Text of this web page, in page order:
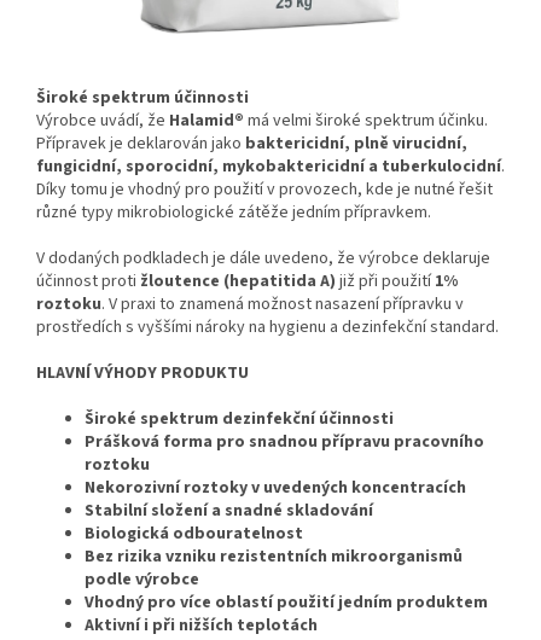
Široké spektrum účinnosti
Výrobce uvádí, že Halamid® má velmi široké spektrum účinku.
Přípravek je deklarován jako baktericidní, plně virucidní,
fungicidní, sporocidní, mykobaktericidní a tuberkulocidní.
Díky tomu je vhodný pro použití v provozech, kde je nutné řešit
různé typy mikrobiologické zátěže jedním přípravkem.
V dodaných podkladech je dále uvedeno, že výrobce deklaruje
účinnost proti žloutence (hepatitida A) již při použití 1%
roztoku. V praxi to znamená možnost nasazení přípravku v
prostředích s vyššími nároky na hygienu a dezinfekční standard.
HLAVNÍ VÝHODY PRODUKTU
Široké spektrum dezinfekční účinnosti
Prášková forma pro snadnou přípravu pracovního
roztoku
Nekorozivní roztoky v uvedených koncentracích
Stabilní složení a snadné skladování
Biologická odbouratelnost
Bez rizika vzniku rezistentních mikroorganismů
podle výrobce
Vhodný pro více oblastí použití jedním produktem
Aktivní i při nižších teplotách